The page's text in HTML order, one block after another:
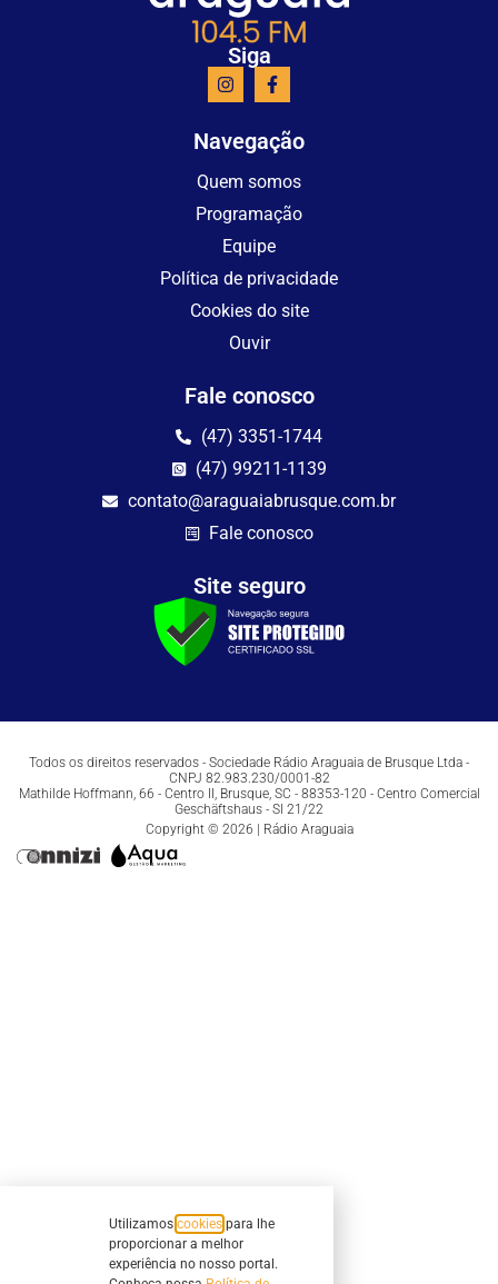
Siga
Navegação
Quem somos
Programação
Equipe
Política de privacidade
Cookies do site
Ouvir
Fale conosco
(47) 3351-1744
(47) 99211-1139
contato@araguaiabrusque.com.br
Fale conosco
Site seguro
Todos os direitos reservados - Sociedade Rádio Araguaia de Brusque Ltda -
CNPJ 82.983.230/0001-82
Mathilde Hoffmann, 66 - Centro II, Brusque, SC - 88353-120 - Centro Comercial
Geschäftshaus - Sl 21/22
Copyright © 2026 | Rádio Araguaia
Utilizamos cookies para lhe
proporcionar a melhor
experiência no nosso portal.